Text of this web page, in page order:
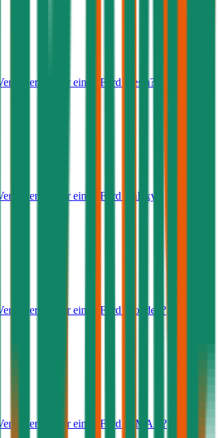
für einen Ford Fiesta?
für einen Ford Galaxy?
für einen Ford Mondeo?
für einen Ford C-MAX?